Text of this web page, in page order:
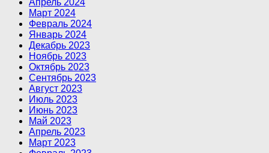
Март 2024
Февраль 2024
Январь 2024
Декабрь 2023
Ноябрь 2023
Октябрь 2023
Сентябрь 2023
Август 2023
Июль 2023
Июнь 2023
Май 2023
Апрель 2023
Март 2023